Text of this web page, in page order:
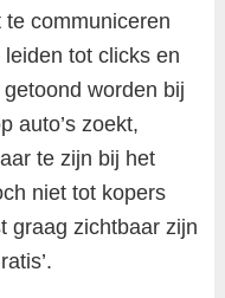
communiceren
tot clicks en
worden bij
auto’s zoekt,
te zijn bij het
niet tot kopers
graag zichtbaar zijn